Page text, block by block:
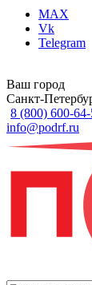
MAX
Vk
Telegram
Ваш город
Санкт-
8 (800) 600-
info@podrf.ru